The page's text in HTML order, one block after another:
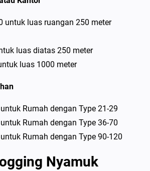
untuk luas ruangan 250 meter
luas diatas 250 meter
luas 1000 meter
Rumah dengan Type 21-29
Rumah dengan Type 36-70
Rumah dengan Type 90-120
Nyamuk